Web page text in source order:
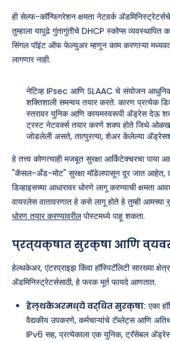
ही सेल्फ-कॉन्फिगरेशन क्षमता नेटवर्क
तुम्हाला यापुढे गुंतागुंतीचे DHCP स्कोप्स व्यवस्थापित
सिंगल पॉइंट ऑफ फेल्युअर म्हणून काम करणाऱ्या
लागणार नाही.
नेटिव्ह IPsec आणि SLAAC चे संयोजन आधुनिक
शक्तिशाली समन्वय तयार करते. कारण प्रत्येक
स्तरावर युनिक आणि कायमस्वरूपी ॲड्रेस देऊ
ट्रस्ट नेटवर्क्स तयार करणे शक्य होते जिथे
जोडलेली असते, तात्पुरत्या, शेअर केलेल्या
हे तत्त्व कोणत्याही मजबूत सुरक्षा आर्किटेक्चरचा
"कॅसल-अँड-मोट" सुरक्षा मॉडेलपासून दूर जात आहेत,
डिव्हाइसच्या आधारावर धोरणे लागू करण्याची
वायरलेस वातावरणात हे कसे लागू होते हे तुम्ही आमच्या
धोरण तयार करण्यावरीलपोस्टमध्ये पाहू शकता.
प्रत्यक्षात सुरक्षा आणि
हेल्थकेअर, एंटरप्राइझ किंवा हॉस्पिटॅलिटी सारख्या
ॲडमिनिस्ट्रेटर्ससाठी, हे फरक मूर्त फायदे आणतात.
हेल्थकेअरमध्ये वर्धित सुरक्षा: एका
वैद्यकीय उपकरणे, कर्मचाऱ्यांचे टॅब्लेट्स आणि
IPv6 सह, प्रत्येकाला एक युनिक, ट्रॅसेबल